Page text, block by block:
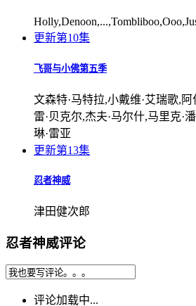
更新第10集
飞哥与小佛第五季
文森特·马特拉,小戴维·艾瑞歌,阿
雷·贝克尔,杰夫·马尔什,马里克·
琳·雷亚
更新第13集
忍者神威
津田健次郎
忍者神威评论
评论加载中...